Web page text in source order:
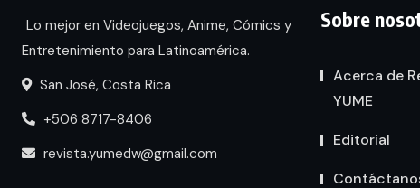
Lo mejor en Videojuegos, Anime, Cómics y
Entretenimiento para Latinoamérica.
San José, Costa Rica
+506 8717-8406
revista.yumedw@gmail.com
Sobre
Acerca de
YUME
Editorial